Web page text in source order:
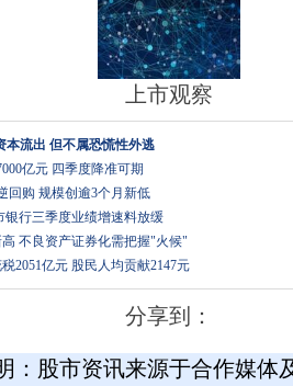
上市观察
本流出 但不属恐慌性外逃
亿元 四季度降准可期
回购 规模创逾3个月新低
银行三季度业绩增速料放缓
不良资产证券化需把握"火候"
2051亿元 股民人均贡献2147元
分享到：
：股市资讯来源于合作媒体